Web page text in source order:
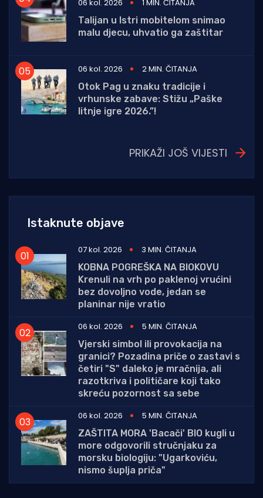
06 kol. 2026
1 MIN. ČITANJA
Talijan u Istri mobitelom snimao
malu djecu, uhvatio ga zaštitar
06 kol. 2026
2 MIN. ČITANJA
Otok Pag u znaku tradicije i
vrhunske zabave: Stižu „Paške
litnje igre 2026.”!
PRIKAŽI JOŠ VIJESTI
Istaknute objave
07 kol. 2026
3 MIN. ČITANJA
KOBNA POGREŠKA NA BIOKOVU
Krenuli na vrh po paklenoj vrućini
bez dovoljno vode, jedan se
planinar nije vratio
06 kol. 2026
5 MIN. ČITANJA
Vjerski simbol ili provokacija na
granici? Pozadina priče o zastavi s
četiri "S" daleko je mračnija, ali
razotkriva i političare koji tako
skreću pozornost sa sebe
06 kol. 2026
5 MIN. ČITANJA
ZAŠTITA MORA 'Bacači' BIO kugli u
more odgovorili stručnjaku za
morsku biologiju: "Ugarkoviću,
nismo šuplja priča"